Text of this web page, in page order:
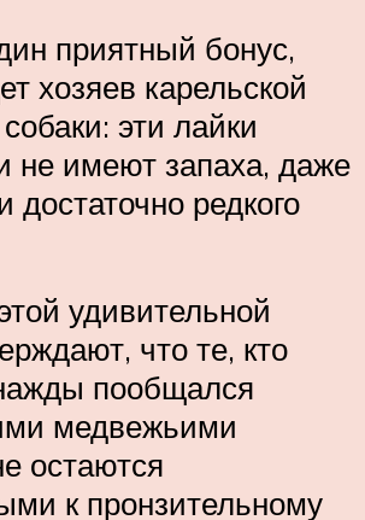
приятный бонус,
хозяев карельской
эти лайки
не имеют запаха, даже
достаточно редкого
удивительной
что те, кто
пообщался
медвежьими
остаются
к пронзительному